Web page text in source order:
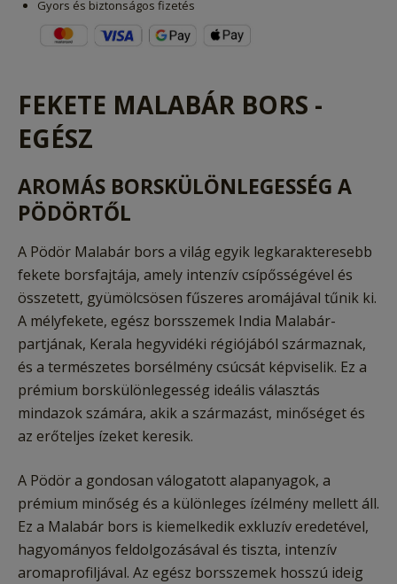
Gyors és biztonságos fizetés
FEKETE MALABÁR BORS -
EGÉSZ
AROMÁS BORSKÜLÖNLEGESSÉG A
PÖDÖRTŐL
A Pödör Malabár bors a világ egyik legkarakteresebb
fekete borsfajtája, amely intenzív csípősségével és
összetett, gyümölcsösen fűszeres aromájával tűnik ki.
A mélyfekete, egész borsszemek India Malabár-
partjának, Kerala hegyvidéki régiójából származnak,
és a természetes borsélmény csúcsát képviselik. Ez a
prémium borskülönlegesség ideális választás
mindazok számára, akik a származást, minőséget és
az erőteljes ízeket keresik.
A Pödör a gondosan válogatott alapanyagok, a
prémium minőség és a különleges ízélmény mellett áll.
Ez a Malabár bors is kiemelkedik exkluzív eredetével,
hagyományos feldolgozásával és tiszta, intenzív
aromaprofiljával. Az egész borsszemek hosszú ideig